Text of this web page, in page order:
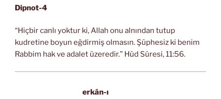
Dipnot-4
“Hiçbir canlı yoktur ki, Allah onu alnından tutup
kudretine boyun eğdirmiş olmasın. Şüphesiz ki benim
Rabbim hak ve adalet üzeredir.” Hûd Sûresi, 11:56.
erkân-ı